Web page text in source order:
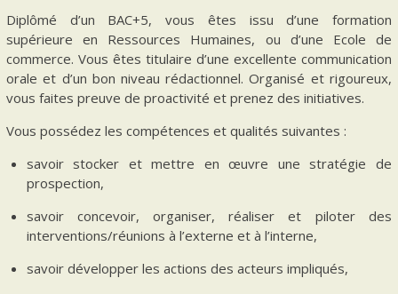
Diplômé d’un BAC+5, vous êtes issu d’une formation
supérieure en Ressources Humaines, ou d’une Ecole de
commerce. Vous êtes titulaire d’une excellente communication
orale et d’un bon niveau rédactionnel. Organisé et rigoureux,
vous faites preuve de proactivité et prenez des initiatives.
Vous possédez les compétences et qualités suivantes :
savoir stocker et mettre en œuvre une stratégie de
prospection,
savoir concevoir, organiser, réaliser et piloter des
interventions/réunions à l’externe et à l’interne,
savoir développer les actions des acteurs impliqués,